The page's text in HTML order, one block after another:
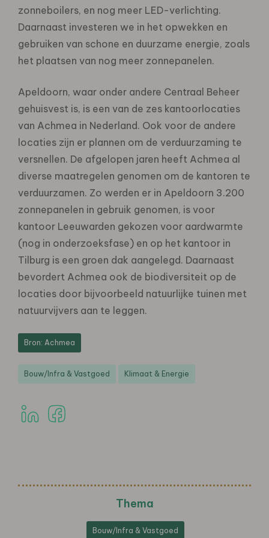
zonneboilers, en nog meer LED-verlichting.
Daarnaast investeren we in het opwekken en
gebruiken van schone en duurzame energie, zoals
het plaatsen van nog meer zonnepanelen.
Apeldoorn, waar onder andere Centraal Beheer
gehuisvest is, is een van de zes kantoorlocaties
van Achmea in Nederland. Ook voor de andere
locaties zijn er plannen om de verduurzaming te
versnellen. De afgelopen jaren heeft Achmea al
diverse maatregelen genomen om de kantoren te
verduurzamen. Zo werden er in Apeldoorn 3.200
zonnepanelen in gebruik genomen, is voor
kantoor Leeuwarden gekozen voor aardwarmte
(nog in onderzoeksfase) en op het kantoor in
Tilburg is een groen dak aangelegd. Daarnaast
bevordert Achmea ook de biodiversiteit op de
locaties door bijvoorbeeld natuurlijke tuinen met
natuurvijvers aan te leggen.
Bron: Achmea
Bouw/Infra & Vastgoed Klimaat & Energie
Thema
Bouw/Infra & Vastgoed